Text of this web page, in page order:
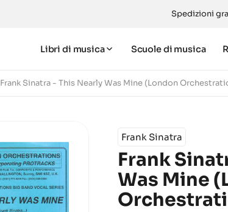
Spedizioni
Libri di musica Scuole di musica
Frank Sinatra - This Nearly Was Mine (London
Frank Sinatra
Frank
Was Mine